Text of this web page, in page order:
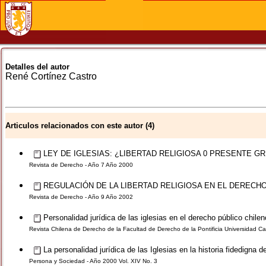
Detalles del autor
René Cortínez Castro
Articulos relacionados con este autor (4)
LEY DE IGLESIAS: ¿LIBERTAD RELIGIOSA 0 PRESENTE
Revista de Derecho - Año 7 Año 2000
REGULACIÓN DE LA LIBERTAD RELIGIOSA EN EL
Revista de Derecho - Año 9 Año 2002
Personalidad jurídica de las iglesias en el derecho público
Revista Chilena de Derecho de la Facultad de Derecho de la Pontificia Universidad
La personalidad jurídica de las Iglesias en la historia fidedigna
Persona y Sociedad - Año 2000 Vol. XIV No. 3